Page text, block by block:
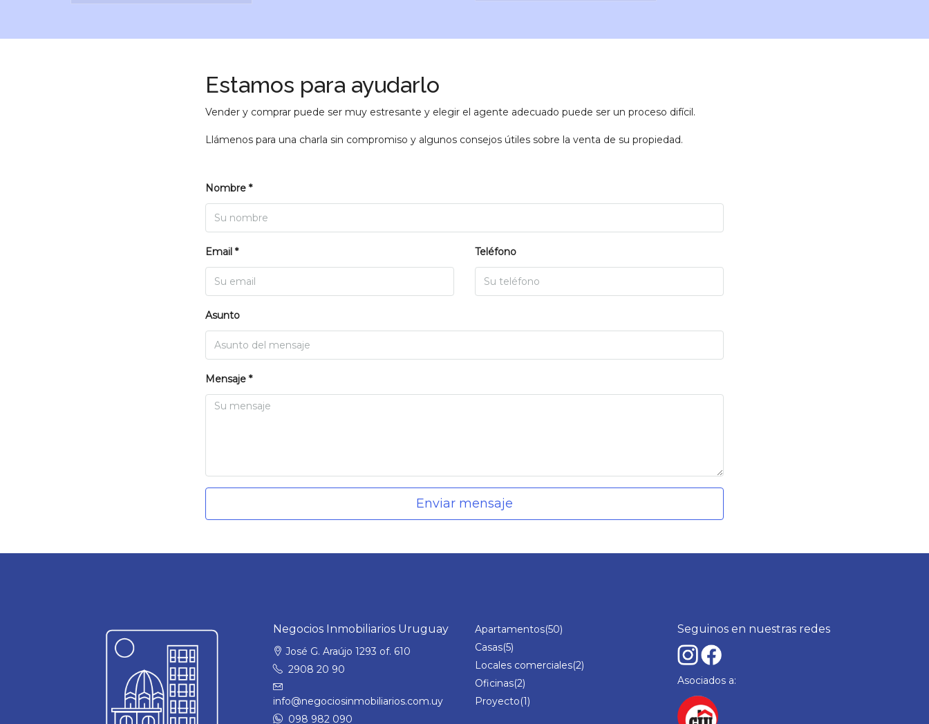
Estamos para ayudarlo
Vender y comprar puede ser muy estresante y elegir el agente adecuado puede ser un proceso difícil.
Llámenos para una charla sin compromiso y algunos consejos útiles sobre la venta de su propiedad.
Nombre *
Email * Teléfono
Asunto
Mensaje *
Enviar mensaje
Negocios Inmobiliarios Uruguay
José G. Araújo 1293 of. 610
2908 20 90
info@negociosinmobiliarios.com.uy
098 982 090
Apartamentos(50)
Casas(5)
Locales comerciales(2)
Oficinas(2)
Proyecto(1)
Seguinos en nuestras redes
Asociados a: